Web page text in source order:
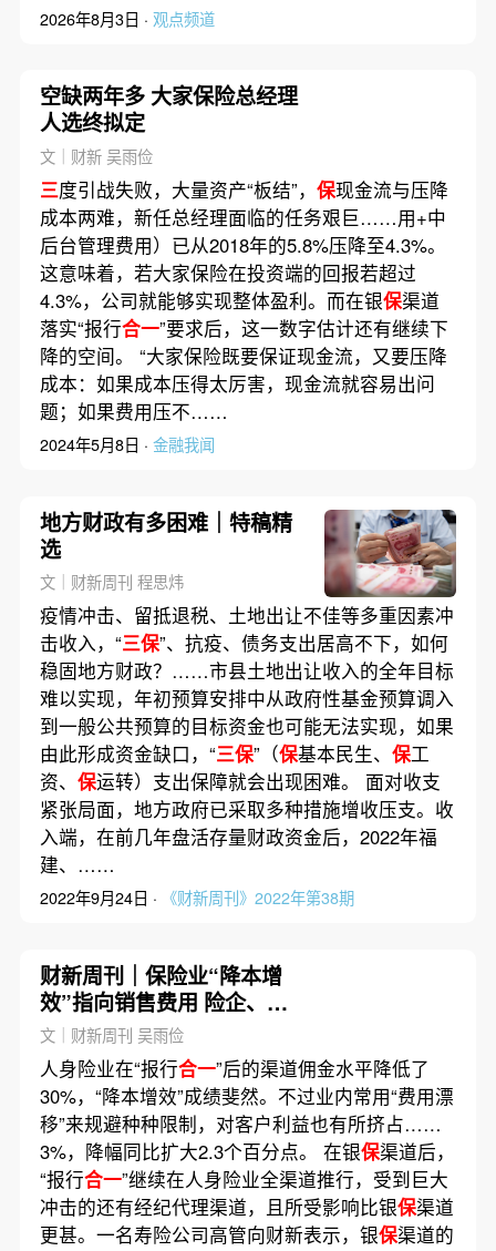
2026年8月3日 · 观点频道
空缺两年多 大家保险总经理
人选终拟定
文｜财新 吴雨俭
三度引战失败，大量资产“板结”， 保现金流与压降
成本两难，新任总经理面临的任务艰巨……用+中
后台管理费用）已从2018年的5.8%压降至4.3%。
这意味着，若大家保险在投资端的回报若超过
4.3%，公司就能够实现整体盈利。而在银保渠道
落实“报行合一”要求后，这一数字估计还有继续下
降的空间。 “大家保险既要保证现金流，又要压降
成本：如果成本压得太厉害，现金流就容易出问
题；如果费用压不……
2024年5月8日 · 金融我闻
地方财政有多困难｜特稿精
选
文｜财新周刊 程思炜
疫情冲击、留抵退税、土地出让不佳等多重因素冲
击收入，“三保”、抗疫、债务支出居高不下，如何
稳固地方财政？……市县土地出让收入的全年目标
难以实现，年初预算安排中从政府性基金预算调入
到一般公共预算的目标资金也可能无法实现，如果
由此形成资金缺口，“三保”（保基本民生、 保工
资、 保运转）支出保障就会出现困难。 面对收支
紧张局面，地方政府已采取多种措施增收压支。收
入端，在前几年盘活存量财政资金后，2022年福
建、……
2022年9月24日 · 《财新周刊》2022年第38期
财新周刊｜保险业“降本增
效”指向销售费用 险企、客
户、渠道利益如何分配
文｜财新周刊 吴雨俭
人身险业在“报行合一”后的渠道佣金水平降低了
30%，“降本增效”成绩斐然。不过业内常用“费用漂
移”来规避种种限制，对客户利益也有所挤占……
3%，降幅同比扩大2.3个百分点。 在银保渠道后，
“报行合一”继续在人身险业全渠道推行，受到巨大
冲击的还有经纪代理渠道，且所受影响比银保渠道
更甚。一名寿险公司高管向财新表示，银保渠道的